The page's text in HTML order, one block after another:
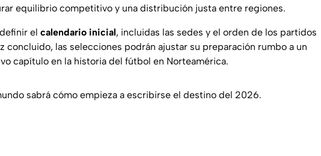
equilibrio competitivo y una distribución justa entre regiones.
el calendario inicial, incluidas las sedes y el orden de los partidos
concluido, las selecciones podrán ajustar su preparación rumbo a un
capítulo en la historia del fútbol en Norteamérica.
sabrá cómo empieza a escribirse el destino del 2026.